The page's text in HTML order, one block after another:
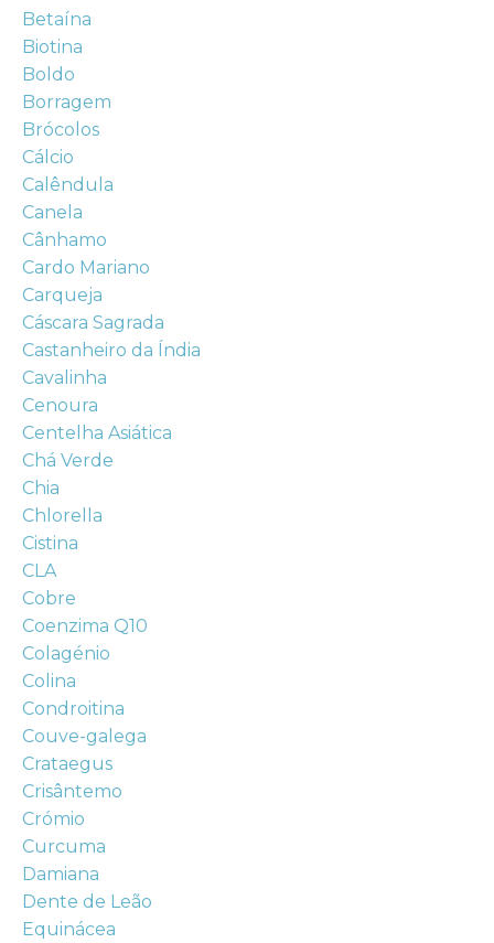
Betaína
Biotina
Boldo
Borragem
Brócolos
Cálcio
Calêndula
Canela
Cânhamo
Cardo Mariano
Carqueja
Cáscara Sagrada
Castanheiro da Índia
Cavalinha
Cenoura
Centelha Asiática
Chá Verde
Chia
Chlorella
Cistina
CLA
Cobre
Coenzima Q10
Colagénio
Colina
Condroitina
Couve-galega
Crataegus
Crisântemo
Crómio
Curcuma
Damiana
Dente de Leão
Equinácea